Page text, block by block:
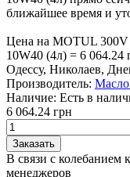
ближайшее время и
Цена на MOTUL 300V
10W40 (4л) = 6 064.24
Одессу, Николаев,
Производитель:
Наличие: Есть в
6 064.24 грн
В связи с колебанием
менеджеров